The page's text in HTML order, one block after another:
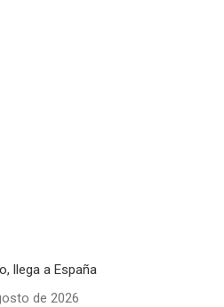
llega a España
de 2026